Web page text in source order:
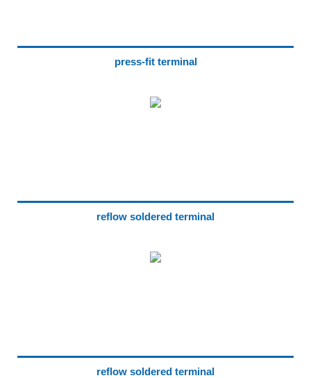
press-fit terminal
reflow soldered terminal
reflow soldered terminal